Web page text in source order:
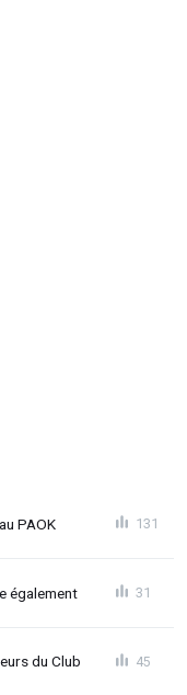
PAOK 131
également 31
du Club 45